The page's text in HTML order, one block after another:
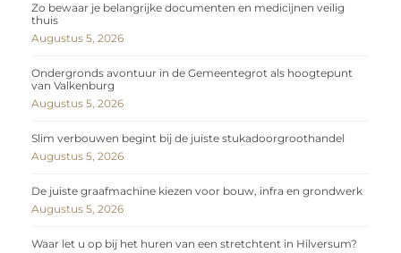
Zo bewaar je belangrijke documenten en medicijnen veilig
thuis
Augustus 5, 2026
Ondergronds avontuur in de Gemeentegrot als hoogtepunt
van Valkenburg
Augustus 5, 2026
Slim verbouwen begint bij de juiste stukadoorgroothandel
Augustus 5, 2026
De juiste graafmachine kiezen voor bouw, infra en grondwerk
Augustus 5, 2026
Waar let u op bij het huren van een stretchtent in Hilversum?